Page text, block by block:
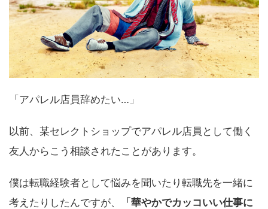
「アパレル店員辞めたい…」
以前、某セレクトショップでアパレル店員として働く
友人からこう相談されたことがあります。
僕は転職経験者として悩みを聞いたり転職先を一緒に
考えたりしたんですが、
「華やかでカッコいい仕事に